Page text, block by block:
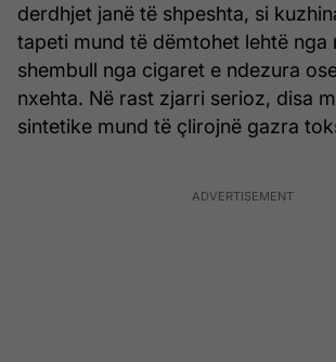
derdhjet janë të shpeshta, si
tapeti mund të dëmtohet lehtë nga
shembull nga cigaret e ndezura
nxehta. Në rast zjarri serioz, disa
sintetike mund të çlirojnë gazra